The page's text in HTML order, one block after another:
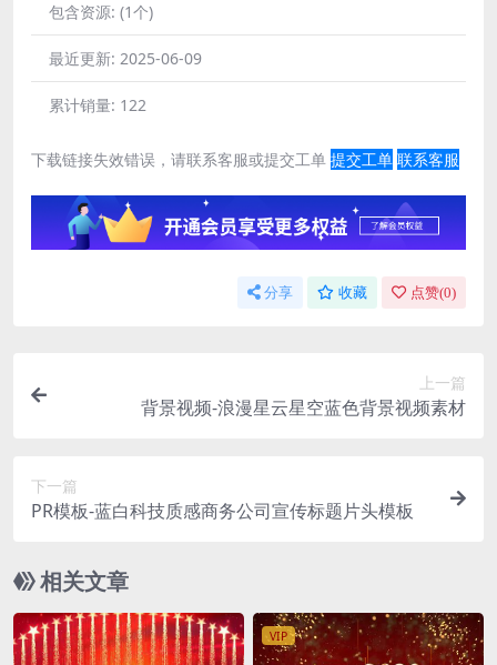
包含资源: (1个)
最近更新: 2025-06-09
累计销量: 122
下载链接失效错误，请联系客服或提交工单 提交工单 联系客服
分享 收藏 点赞(0)
上一篇
背景视频-浪漫星云星空蓝色背景视频素材
下一篇
PR模板-蓝白科技质感商务公司宣传标题片头模板
相关文章
VIP